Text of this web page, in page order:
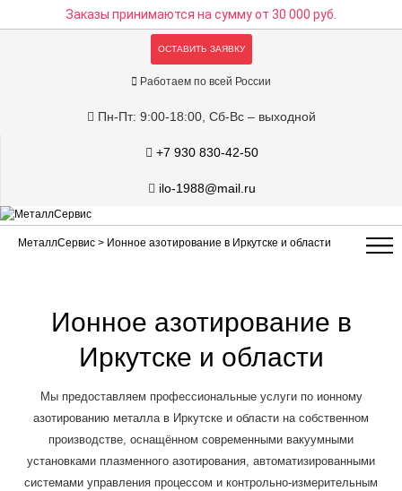
Заказы принимаются на суммуот 30 000 руб.
ОСТАВИТЬ ЗАЯВКУ
Работаем по всей России
Пн-Пт: 9:00-18:00, Сб-Вс – выходной
+7 930 830-42-50
ilo-1988@mail.ru
МеталлСервис > Ионное азотирование в Иркутске и области
Ионное азотирование в
Иркутске и области
Мы предоставляем профессиональные услуги по ионному
азотированию металла в Иркутске и области на собственном
производстве, оснащённом современными вакуумными
установками плазменного азотирования, автоматизированными
системами управления процессом и контрольно-измерительным